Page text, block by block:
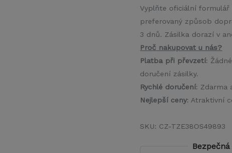
Vyplňte oficiální formulář
preferovaný způsob
3 dnů. Zásilka dorazí v
Proč nakupovat u nás?
Platba při převzetí:
doručení zásilky.
Rychlé doručení: Zdarma
Nejlepší ceny: Atraktivní
SKU: CZ-TZE38OS49893